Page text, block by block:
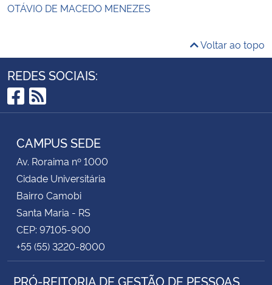
OTÁVIO DE MACEDO MENEZES
Voltar ao topo
REDES SOCIAIS:
Facebook
RSS
CAMPUS SEDE
Av. Roraima nº 1000
Cidade Universitária
Bairro Camobi
Santa Maria - RS
CEP: 97105-900
+55 (55) 3220-8000
PRÓ-REITORIA DE GESTÃO DE PESSOAS